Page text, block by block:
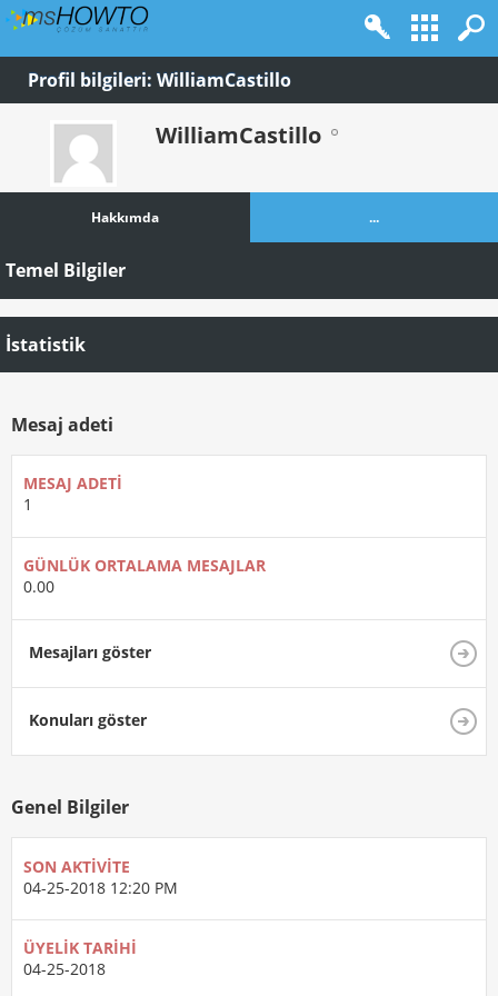
Profil bilgileri: WilliamCastillo
WilliamCastillo
Hakkımda ...
Temel Bilgiler
İstatistik
Mesaj adeti
MESAJ ADETI
1
GÜNLÜK ORTALAMA MESAJLAR
0.00
Mesajları göster
Konuları göster
Genel Bilgiler
SON AKTIVITE
04-25-2018 12:20 PM
ÜYELIK TARIHI
04-25-2018